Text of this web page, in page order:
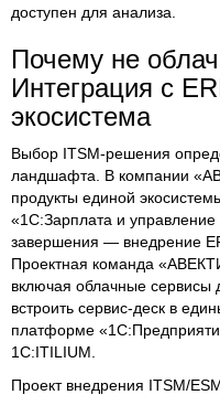
доступен для анализа.
Почему не
Интеграция с
экосистема
Выбор ITSM-решения
ландшафта. В компании
продукты единой
«1С:Зарплата и
завершения — внедрение
Проектная команда
включая облачные сервисы
встроить сервис-деск в
платформе
1С:ITILIUM.
Проект внедрения ITSM/